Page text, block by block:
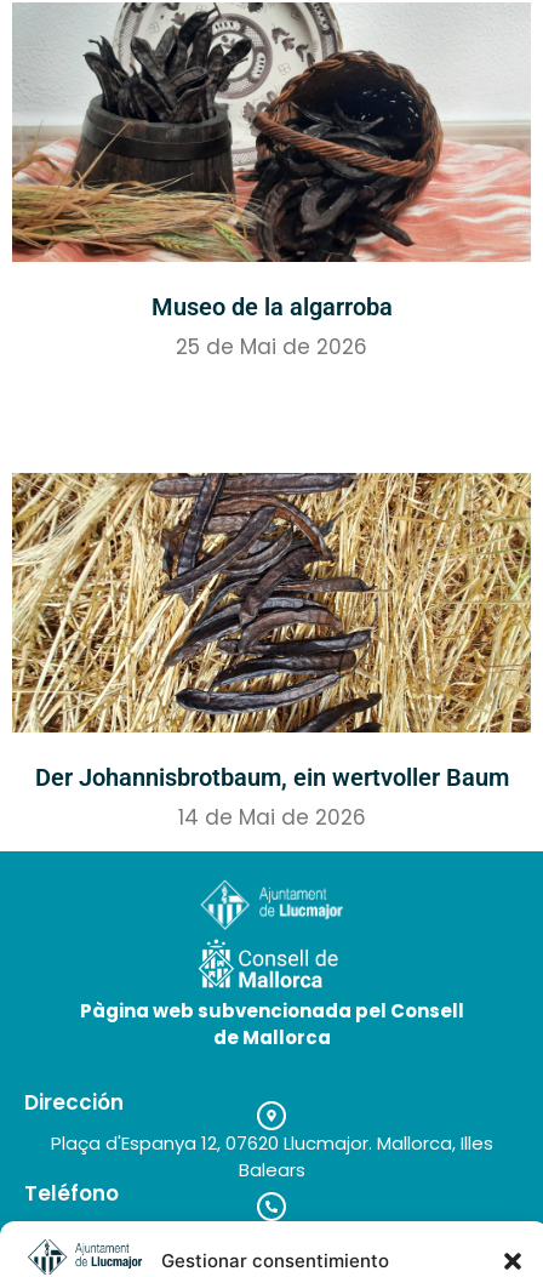
Gestionar consentimiento
Museo de la algarroba
25 de Mai de 2026
Der Johannisbrotbaum, ein wertvoller Baum
14 de Mai de 2026
Pàgina web subvencionada pel Consell
de Mallorca
Dirección
Plaça d'Espanya 12, 07620 Llucmajor. Mallorca, Illes
Balears
Teléfono
Correo electrónico